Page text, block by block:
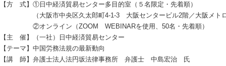
【方 式】①日中経済貿易センター多目的室（５名限定・先着順）
（大阪市中央区久太郎町4-1-3 大阪センタービル2階／大阪メトロ
②オンライン（ZOOM WEBINARを使用、50名・先着順）
【主 催】（一社）日中経済貿易センター
【テーマ】中国労務法規の最新動向
【講 師】弁護士法人法円坂法律事務所 弁護士 中島宏治 氏